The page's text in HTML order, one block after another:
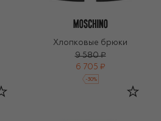
Хлопковые брюки
9 580 ₽
6 705 ₽
-30%